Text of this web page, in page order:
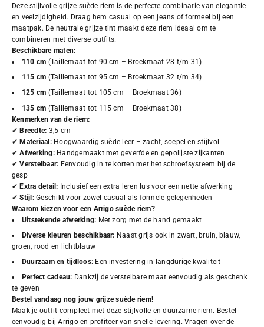
Deze stijlvolle grijze suède riem is de perfecte combinatie van elegantie
en veelzijdigheid. Draag hem casual op een jeans of formeel bij een
maatpak. De neutrale grijze tint maakt deze riem ideaal om te
combineren met diverse outfits.
Beschikbare maten:
110 cm (Taillemaat tot 90 cm – Broekmaat 28 t/m 31)
115 cm (Taillemaat tot 95 cm – Broekmaat 32 t/m 34)
125 cm (Taillemaat tot 105 cm – Broekmaat 36)
135 cm (Taillemaat tot 115 cm – Broekmaat 38)
Kenmerken van de riem:
✔Breedte: 3,5 cm
✔Materiaal:Hoogwaardig suède leer – zacht, soepel en stijlvol
✔Afwerking:Handgemaakt met geverfde en gepolijste zijkanten
✔Verstelbaar: Eenvoudig in te korten met het schroefsysteem bij de
gesp
✔Extra detail: Inclusief een extra leren lus voor een nette afwerking
✔Stijl:Geschikt voor zowel casual als formele gelegenheden
Waarom kiezen voor een Arrigo suède riem?
Uitstekende afwerking: Met zorg met de hand gemaakt
Diverse kleuren beschikbaar: Naast grijs ook in zwart, bruin, blauw,
groen, rood en lichtblauw
Duurzaam en tijdloos: Een investering in langdurige kwaliteit
Perfect cadeau: Dankzij de verstelbare maat eenvoudig als geschenk
te geven
Bestel vandaag nog jouw grijze suède riem!
Maak je outfit compleet met deze stijlvolle en duurzame riem. Bestel
eenvoudig bij Arrigo en profiteer van snelle levering. Vragen over de